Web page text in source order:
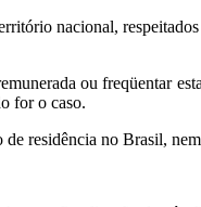
nacional,
ou freqüentar
for o caso.
residência no Brasil,